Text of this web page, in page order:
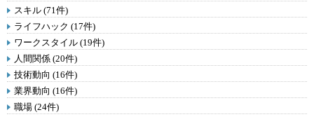
スキル (71件)
ライフハック (17件)
ワークスタイル (19件)
人間関係 (20件)
技術動向 (16件)
業界動向 (16件)
職場 (24件)